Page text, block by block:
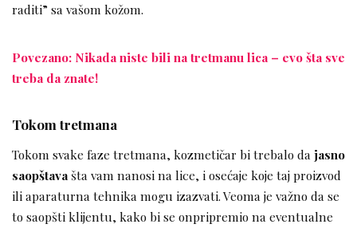
raditi” sa vašom kožom.
Povezano: Nikada niste bili na tretmanu lica – evo šta sve
treba da znate!
Tokom tretmana
Tokom svake faze tretmana, kozmetičar bi trebalo da jasno
saopštava šta vam nanosi na lice, i osećaje koje taj proizvod
ili aparaturna tehnika mogu izazvati. Veoma je važno da se
to saopšti klijentu, kako bi se onpripremio na eventualne